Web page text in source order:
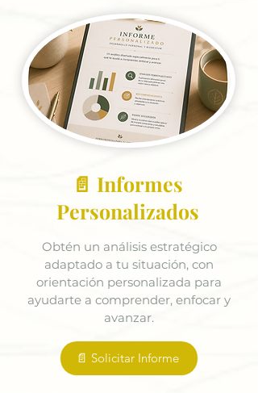
📄 Informes
Personalizados
Obtén un análisis estratégico
adaptado a tu situación, con
orientación personalizada para
ayudarte a comprender, enfocar y
avanzar.
📄 Solicitar Informe